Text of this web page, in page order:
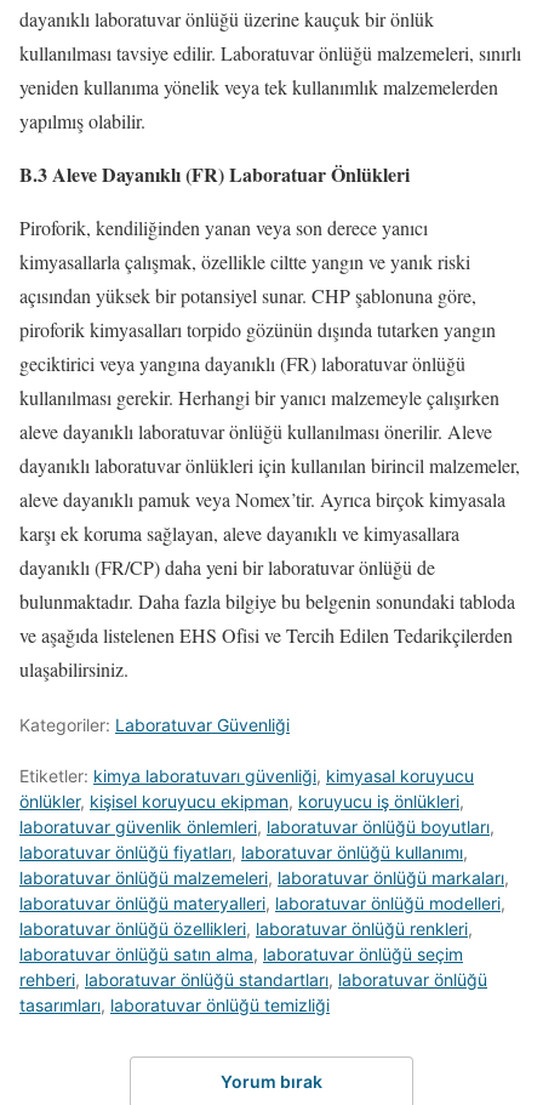
dayanıklı laboratuvar önlüğü üzerine kauçuk bir önlük
kullanılması tavsiye edilir. Laboratuvar önlüğü malzemeleri, sınırlı
yeniden kullanıma yönelik veya tek kullanımlık malzemelerden
yapılmış olabilir.
B.3 Aleve Dayanıklı (FR) Laboratuar Önlükleri
Piroforik, kendiliğinden yanan veya son derece yanıcı
kimyasallarla çalışmak, özellikle ciltte yangın ve yanık riski
açısından yüksek bir potansiyel sunar. CHP şablonuna göre,
piroforik kimyasalları torpido gözünün dışında tutarken yangın
geciktirici veya yangına dayanıklı (FR) laboratuvar önlüğü
kullanılması gerekir. Herhangi bir yanıcı malzemeyle çalışırken
aleve dayanıklı laboratuvar önlüğü kullanılması önerilir. Aleve
dayanıklı laboratuvar önlükleri için kullanılan birincil malzemeler,
aleve dayanıklı pamuk veya Nomex’tir. Ayrıca birçok kimyasala
karşı ek koruma sağlayan, aleve dayanıklı ve kimyasallara
dayanıklı (FR/CP) daha yeni bir laboratuvar önlüğü de
bulunmaktadır. Daha fazla bilgiye bu belgenin sonundaki tabloda
ve aşağıda listelenen EHS Ofisi ve Tercih Edilen Tedarikçilerden
ulaşabilirsiniz.
Kategoriler: Laboratuvar Güvenliği
Etiketler: kimya laboratuvarı güvenliği, kimyasal koruyucu
önlükler, kişisel koruyucu ekipman, koruyucu iş önlükleri,
laboratuvar güvenlik önlemleri, laboratuvar önlüğü boyutları,
laboratuvar önlüğü fiyatları, laboratuvar önlüğü kullanımı,
laboratuvar önlüğü malzemeleri, laboratuvar önlüğü markaları,
laboratuvar önlüğü materyalleri, laboratuvar önlüğü modelleri,
laboratuvar önlüğü özellikleri, laboratuvar önlüğü renkleri,
laboratuvar önlüğü satın alma, laboratuvar önlüğü seçim
rehberi, laboratuvar önlüğü standartları, laboratuvar önlüğü
tasarımları, laboratuvar önlüğü temizliği
Yorum bırak